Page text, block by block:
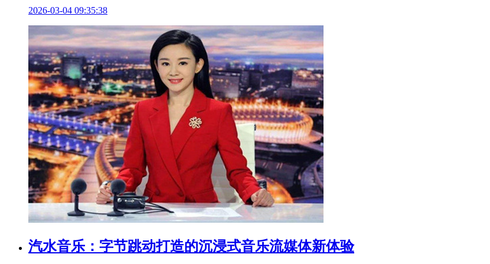
2026-03-04 09:35:38
汽水音乐：字节跳动打造的沉浸式音乐流媒体新体验